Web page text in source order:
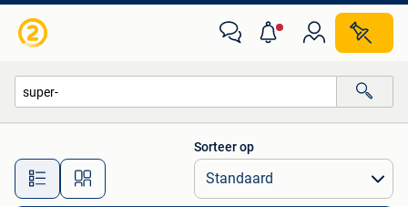
Alle afstanden…
Sorteer op